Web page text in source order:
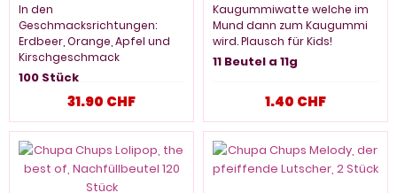
In den
Geschmacksrichtungen:
Erdbeer, Orange, Apfel und
Kirschgeschmack
100 Stück
31.90 CHF
Kaugummiwatte welche im
Mund dann zum Kaugummi
wird. Plausch für Kids!
11 Beutel a 11g
1.40 CHF